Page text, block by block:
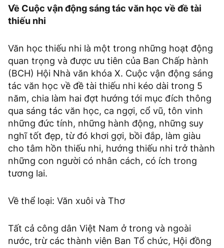
Về Cuộc vận động sáng tác văn học về đề tài
thiếu nhi
Văn học thiếu nhi là một trong những hoạt động
quan trọng và được ưu tiên của Ban Chấp hành
(BCH) Hội Nhà văn khóa X. Cuộc vận động sáng
tác văn học về đề tài thiếu nhi kéo dài trong 5
năm, chia làm hai đợt hướng tới mục đích thông
qua sáng tác văn học, ca ngợi, cổ vũ, tôn vinh
những đức tính, những hành động, những suy
nghĩ tốt đẹp, từ đó khơi gợi, bồi đắp, làm giàu
cho tâm hồn thiếu nhi, hướng thiếu nhi trở thành
những con người có nhân cách, có ích trong
tương lai.
Về thể loại: Văn xuôi và Thơ
Tất cả công dân Việt Nam ở trong và ngoài
nước, trừ các thành viên Ban Tổ chức, Hội đồng